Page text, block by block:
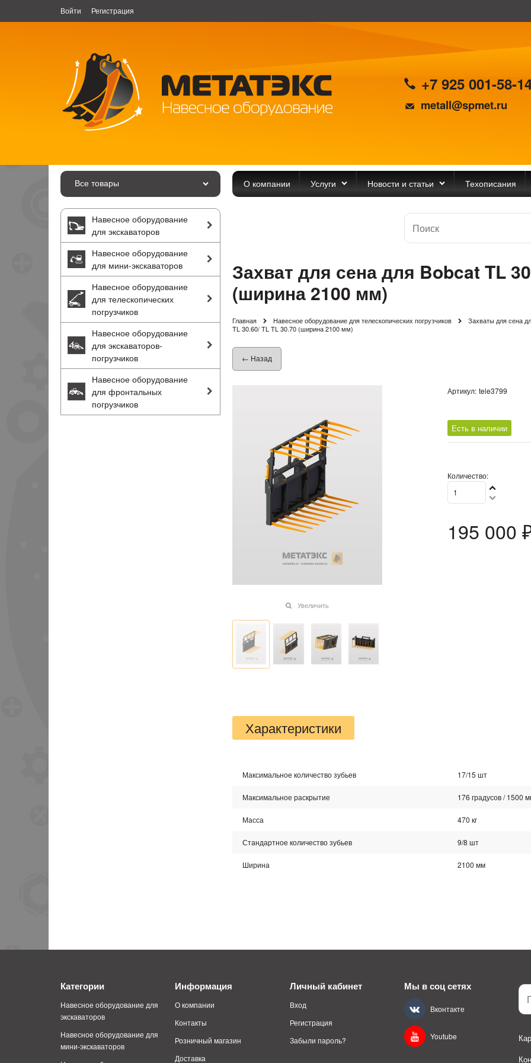
Войти Регистрация
+7 925 001-58-
metall@spmet.ru
Все товары О компании Услуги Новости и статьи Техописания
Навесное оборудование
для экскаваторов
Навесное оборудование
для мини-экскаваторов
Навесное оборудование
для телескопических
погрузчиков
Навесное оборудование
для экскаваторов-
погрузчиков
Навесное оборудование
для фронтальных
погрузчиков
Захват для сена для Bobcat TL
(ширина 2100 мм)
Главная Навесное оборудование для телескопических погрузчиков
Захваты для сена
TL 30.60/ TL TL 30.70 (ширина 2100 мм)
← Назад
Увеличить
Артикул: tele3799
Есть в наличии
Количество:
195 000
Характеристики
Максимальное количество зубьев 17/15 шт
Максимальное раскрытие 176 градусов / 1500
Масса 470 кг
Стандартное количество зубьев 9/8 шт
Ширина 2100 мм
Категории
Навесное оборудование для
экскаваторов
Навесное оборудование для
мини-экскаваторов
Информация
О компании
Контакты
Розничный магазин
Доставка
Личный кабинет
Вход
Регистрация
Забыли пароль?
Мы в соц сетях
Вконтакте
Youtube